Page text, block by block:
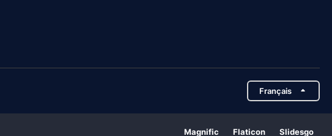
Français
Magnific Flaticon Slidesgo